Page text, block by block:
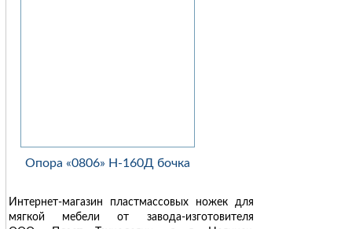
Опора «0806» Н-160Д бочка
Интернет-магазин пластмассовых ножек для
мягкой мебели от завода-изготовителя